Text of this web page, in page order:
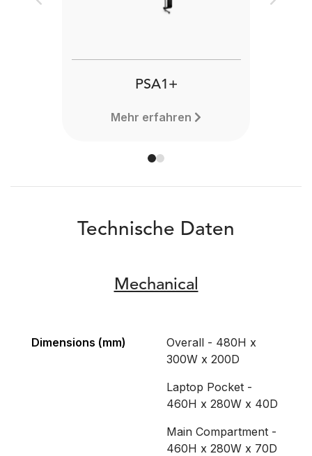
PSA1+
Mehr erfahren
Previous Next
Technische Daten
Mechanical
Dimensions (mm)
Overall - 480H x
300W x 200D
Laptop Pocket -
460H x 280W x 40D
Main Compartment -
460H x 280W x 70D